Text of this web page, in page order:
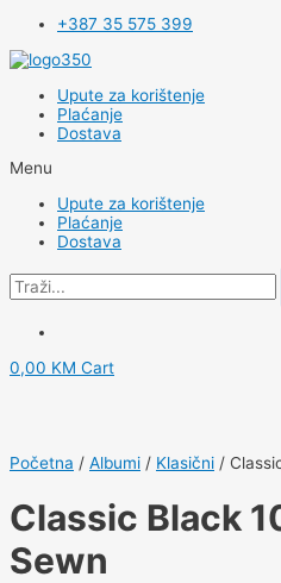
+387 35 575 399
Upute za korištenje
Plaćanje
Dostava
Menu
Upute za korištenje
Plaćanje
Dostava
0,00 KM Cart
Početna / Albumi / Klasični /
Classic Black
Sewn